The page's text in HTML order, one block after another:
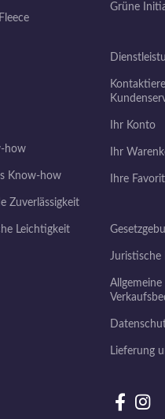
how
Know-how
Zuverlässigkeit
Leichtigkeit
Grüne
Ihr Konto
Ihr
Ihre
Allgemeine
Lieferung